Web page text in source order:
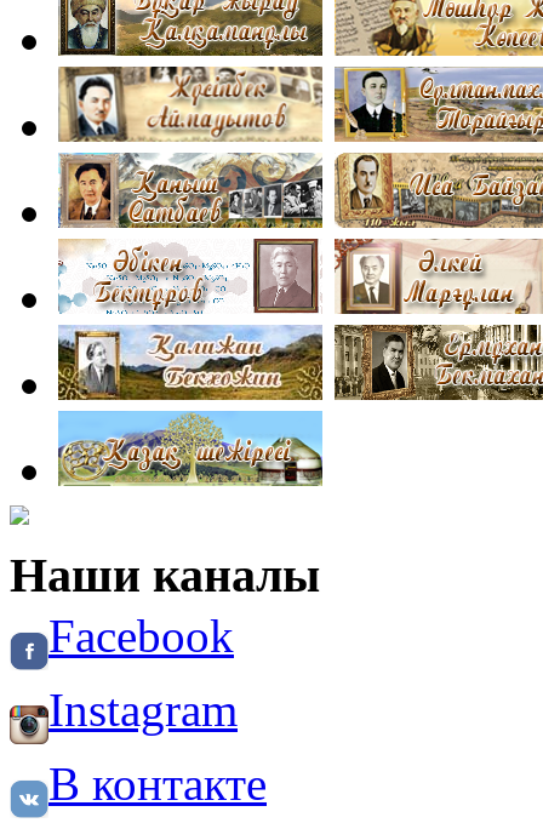
Наши каналы
Facebook
Instagram
В контакте